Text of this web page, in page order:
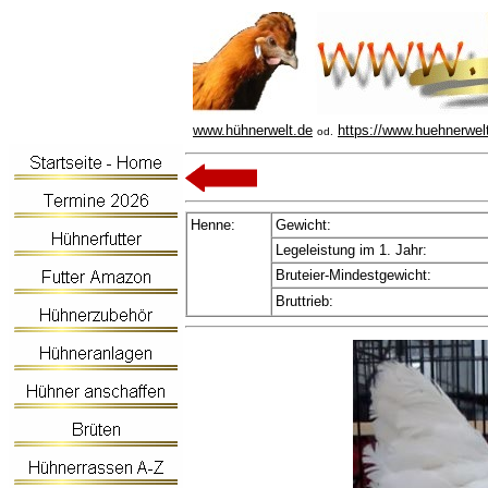
www.hühnerwelt.de od. https://
Henne:
Gewicht:
Legeleistung im 1. Jahr:
Bruteier-Mindestgewicht:
Bruttrieb: